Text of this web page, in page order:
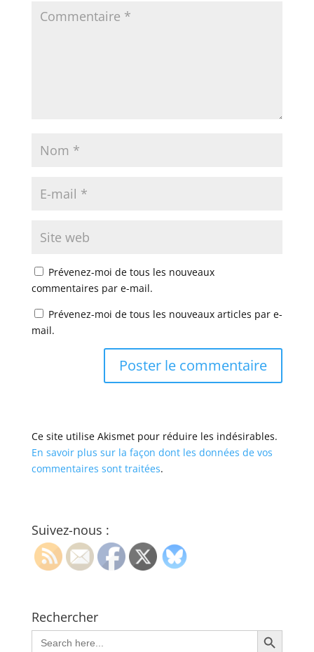
Prévenez-moi de tous les nouveaux
commentaires par e-mail.
Prévenez-moi de tous les nouveaux articles par e-
mail.
Ce site utilise Akismet pour réduire les indésirables.
En savoir plus sur la façon dont les données de vos
commentaires sont traitées.
Suivez-nous :
Rechercher
Search
for:
Search Button